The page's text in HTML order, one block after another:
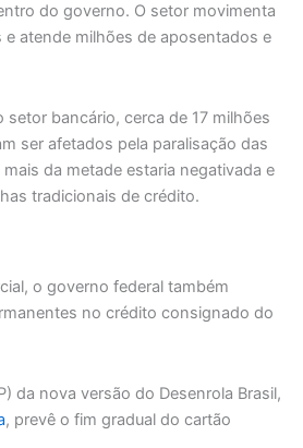
do governo. O setor movimenta
e atende milhões de aposentados e
setor bancário, cerca de 17 milhões
ser afetados pela paralisação das
da metade estaria negativada e
tradicionais de crédito.
o governo federal também
no crédito consignado do
da nova versão do Desenrola Brasil,
, prevê o fim gradual do cartão